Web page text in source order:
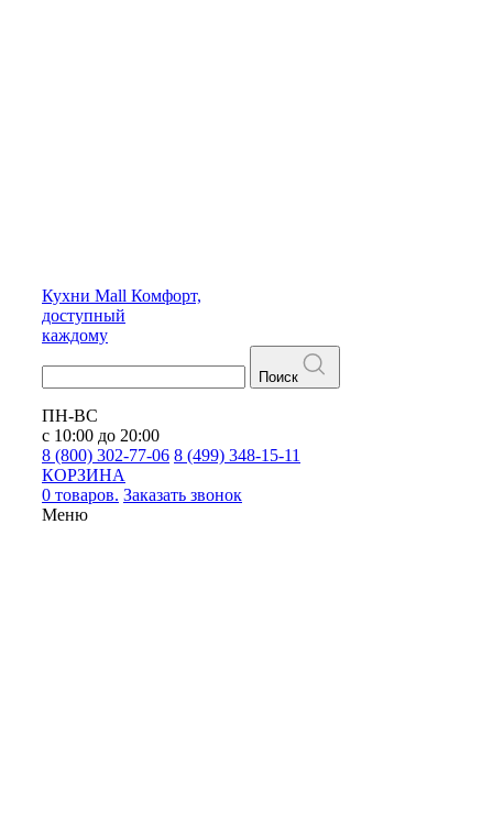
Кухни Mall Комфорт,
доступный
каждому
Поиск
ПН-ВС
с 10:00 до 20:00
8 (800) 302-77-06 8 (499) 348-15-11
КОРЗИНА
0 товаров. Заказать звонок
Меню